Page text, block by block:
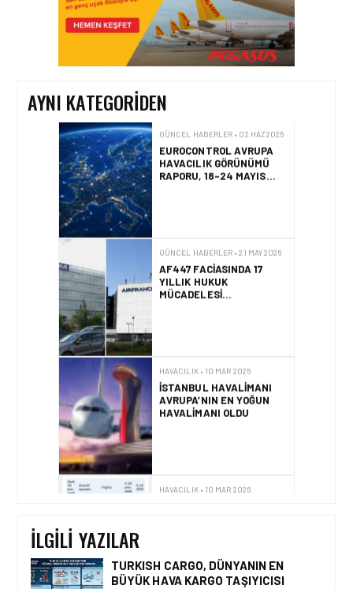
AYNI KATEGORIDEN
GÜNCEL HABERLER • 12 HAZ 2026
AVRUPA KOMISYONU AB
HAVA EMNIYETI LISTESINI
GÜNCELLEDI
EUROCONTROL AVRUPA
HAVACILIK GÖRÜNÜMÜ
RAPORU, 18-24 MAYIS
2026 HAFTASI
AF447 FACIASINDA 17
YILLIK HUKUK
MÜCADELESI
SONUÇLANDI
İSTANBUL HAVALIMANI
AVRUPA’NIN EN YOĞUN
HAVALIMANI OLDU
AVRUPA’NIN HAVAYOLU
İLGILI YAZILAR
TURKISH CARGO, DÜNYANIN EN
BÜYÜK HAVA KARGO TAŞIYICISI